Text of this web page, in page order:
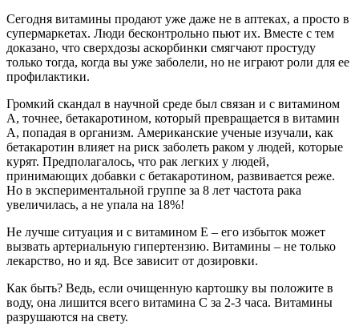
Сегодня витамины продают уже даже не в аптеках, а просто в
супермаркетах. Люди бесконтрольно пьют их. Вместе с тем
доказано, что сверхдозы аскорбинки смягчают простуду
только тогда, когда вы уже заболели, но не играют роли для ее
профилактики.
Громкий скандал в научной среде был связан и с витамином
А, точнее, бетакаротином, который превращается в витамин
А, попадая в организм. Американские ученые изучали, как
бетакаротин влияет на риск заболеть раком у людей, которые
курят. Предполагалось, что рак легких у людей,
принимающих добавки с бетакаротином, развивается реже.
Но в экспериментальной группе за 8 лет частота рака
увеличилась, а не упала на 18%!
Не лучше ситуация и с витамином Е – его избыток может
вызвать артериальную гипертензию. Витамины – не только
лекарство, но и яд. Все зависит от дозировки.
Как быть? Ведь, если очищенную картошку вы положите в
воду, она лишится всего витамина С за 2-3 часа. Витамины
разрушаются на свету.